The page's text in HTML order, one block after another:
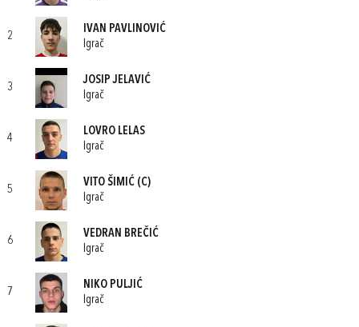
2
IVAN PAVLINOVIĆ
Igrač
3
JOSIP JELAVIĆ
Igrač
4
LOVRO LELAS
Igrač
5
VITO ŠIMIĆ (C)
Igrač
6
VEDRAN BREČIĆ
Igrač
7
NIKO PULJIĆ
Igrač